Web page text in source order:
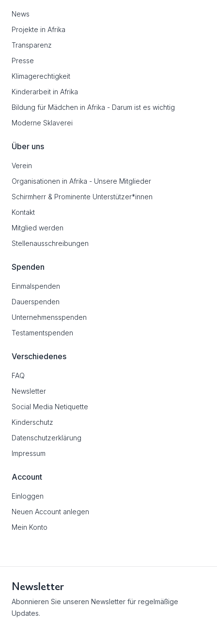
News
Projekte in Afrika
Transparenz
Presse
Klimagerechtigkeit
Kinderarbeit in Afrika
Bildung für Mädchen in Afrika - Darum ist es wichtig
Moderne Sklaverei
Über uns
Verein
Organisationen in Afrika - Unsere Mitglieder
Schirmherr & Prominente Unterstützer*innen
Kontakt
Mitglied werden
Stellenausschreibungen
Spenden
Einmalspenden
Dauerspenden
Unternehmensspenden
Testamentspenden
Verschiedenes
FAQ
Newsletter
Social Media Netiquette
Kinderschutz
Datenschutzerklärung
Impressum
Account
Einloggen
Neuen Account anlegen
Mein Konto
Newsletter
Abonnieren Sie unseren Newsletter für regelmäßige
Updates.